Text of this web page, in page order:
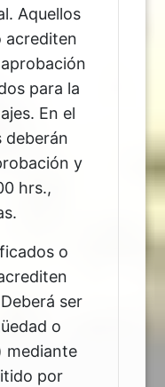
Aquellos
acrediten
para la
En el
deberán
y
hrs.,
o
ser
o
mediante
por